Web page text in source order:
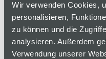
Wir verwenden Cookies,
personalisieren,
zu können und die
analysieren. Außerdem
Verwendung unserer
Vormontiertes
Rollen für universellen
Farben ermöglichen
Füllständen.